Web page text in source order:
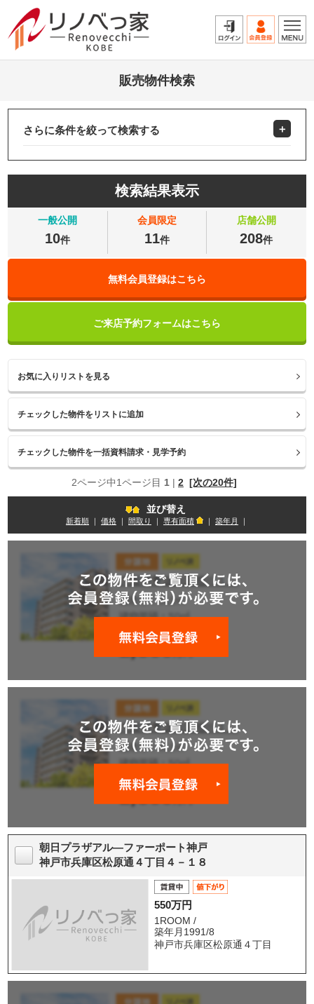
販売物件検索
さらに条件を絞って検索する
検索結果表示
一般公開
10件
会員限定
11件
店舗公開
208件
無料会員登録はこちら
ご来店予約フォームはこちら
お気に入りリストを見る
2ページ中1ページ目 1 | 2 [次の20件]
並び替え
新着順 ｜ 価格 ｜ 間取り ｜ 専有面積 ｜ 築年月 ｜
朝日プラザアル―ファーポート神戸
神戸市兵庫区松原通４丁目４－１８
550万円
1ROOM /
築年月1991/8
神戸市兵庫区松原通４丁目